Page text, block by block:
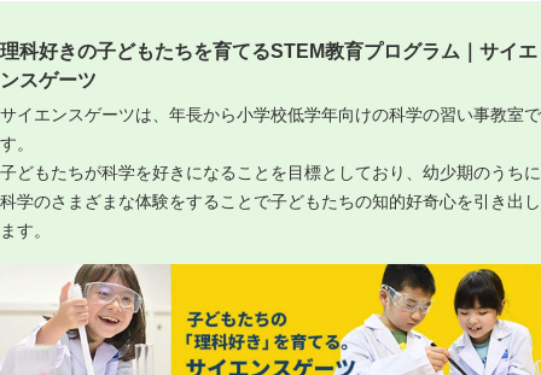
理科好きの子どもたちを育てるSTEM教育プログラム｜サイエ
ンスゲーツ
サイエンスゲーツは、年長から小学校低学年向けの科学の習い事教室で
す。
子どもたちが科学を好きになることを目標としており、幼少期のうちに
科学のさまざまな体験をすることで子どもたちの知的好奇心を引き出し
ます。